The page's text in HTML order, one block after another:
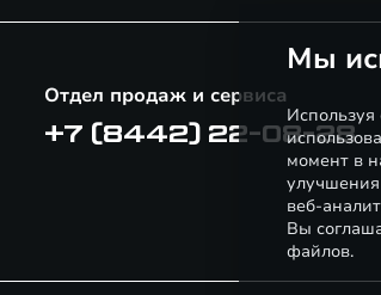
Отдел продаж и сервиса
+7 (8442) 22-08-28
Мы
Используя
момент в
улучшения
веб-
Вы
файлов.